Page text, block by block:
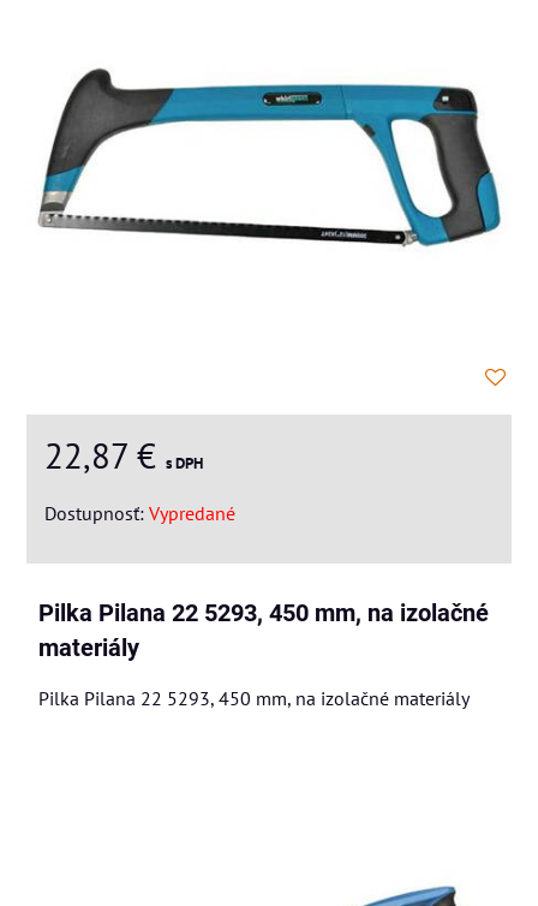
22,87 € s DPH
Dostupnosť: Vypredané
Pilka Pilana 22 5293, 450 mm, na izolačné
materiály
Pilka Pilana 22 5293, 450 mm, na izolačné materiály